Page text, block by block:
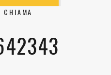
CHIAMA